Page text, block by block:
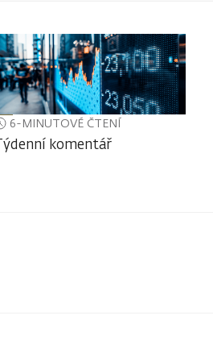
6-MINUTOVÉ ČTENÍ
komentář